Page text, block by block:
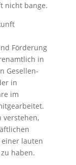
nicht bange.
Förderung
in
Gesellen-
in
im
verstehen,
lauten
haben.